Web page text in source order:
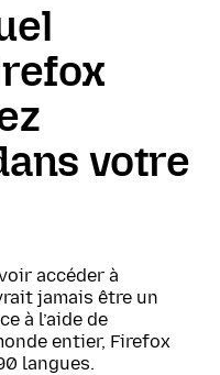
votre
accéder à
jamais être un
à l’aide de
entier, Firefox
langues.